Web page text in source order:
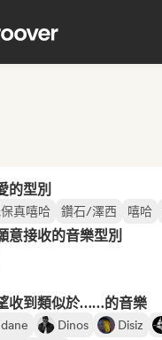
的型別
真嘻哈 鑽石/澤西 嘻哈
意接收的音樂型別
收到類似於……的音樂
Dinos Disiz